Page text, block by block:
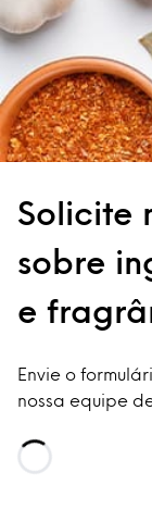
Solicite
sobre
e
Envie o
nossa equipe